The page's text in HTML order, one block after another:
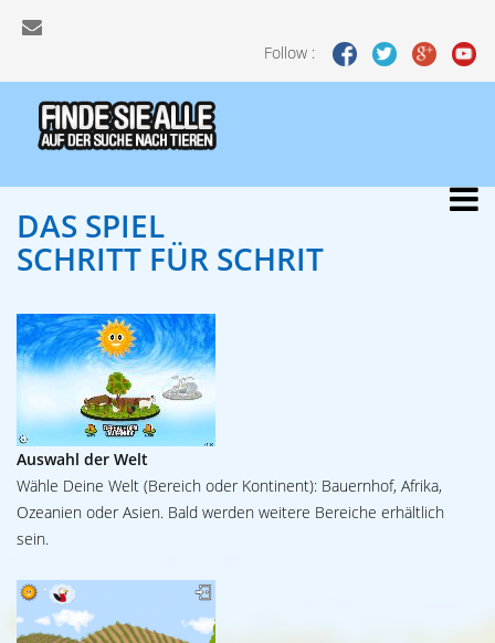
Follow :
DAS SPIEL
SCHRITT FÜR SCHRIT
Auswahl der Welt
Wähle Deine Welt (Bereich oder Kontinent): Bauernhof, Afrika,
Ozeanien oder Asien. Bald werden weitere Bereiche erhältlich
sein.